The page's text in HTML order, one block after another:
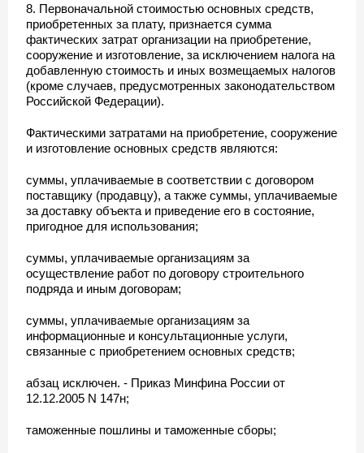
8. Первоначальной стоимостью основных средств,
приобретенных за плату, признается сумма
фактических затрат организации на приобретение,
сооружение и изготовление, за исключением налога на
добавленную стоимость и иных возмещаемых налогов
(кроме случаев, предусмотренных законодательством
Российской Федерации).
Фактическими затратами на приобретение, сооружение
и изготовление основных средств являются:
суммы, уплачиваемые в соответствии с договором
поставщику (продавцу), а также суммы, уплачиваемые
за доставку объекта и приведение его в состояние,
пригодное для использования;
суммы, уплачиваемые организациям за
осуществление работ по договору строительного
подряда и иным договорам;
суммы, уплачиваемые организациям за
информационные и консультационные услуги,
связанные с приобретением основных средств;
абзац исключен. - Приказ Минфина России от
12.12.2005 N 147н;
таможенные пошлины и таможенные сборы;